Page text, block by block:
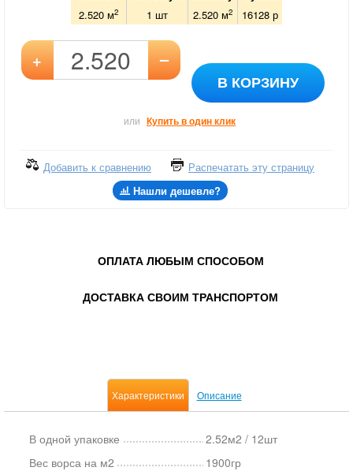
2.520 м2 1 шт 2.520 м2 16128 р
+ –
В КОРЗИНУ
или Купить в один клик
Добавить к сравнению
Распечатать эту страницу
Нашли дешевле?
ОПЛАТА ЛЮБЫМ СПОСОБОМ
ДОСТАВКА СВОИМ ТРАНСПОРТОМ
Характеристики Описание
В одной упаковке
2.52м2 / 12шт
Вес ворса на м2
1900гр